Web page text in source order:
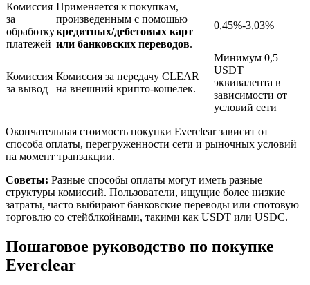
Кредиты
Сервис заимствований, обеспеченных криптовалютой
Авто Инвест
Получите долгосрочную прибыль и гибкие проценты
Комиссия
за
обработку
платежей
Применяется к покупкам,
произведенным с помощью
кредитных/дебетовых карт
или банковских переводов.
0,45%-3,03%
Комиссия
за вывод
Комиссия за передачу CLEAR
на внешний крипто-кошелек.
Минимум 0,5
USDT
эквивалента в
зависимости от
условий сети
Окончательная стоимость покупки Everclear зависит от
способа оплаты, перегруженности сети и рыночных условий
на момент транзакции.
Советы: Разные способы оплаты могут иметь разные
структуры комиссий. Пользователи, ищущие более низкие
затраты, часто выбирают банковские переводы или спотовую
торговлю со стейблкойнами, такими как USDT или USDC.
Пошаговое руководство по покупке
Everclear